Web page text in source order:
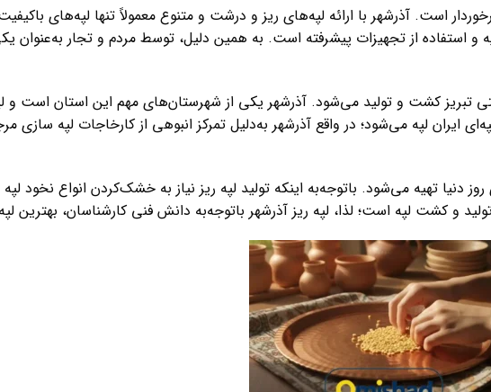
است. آذرشهر با ارائه لپه‌های ریز و درشت و متنوع معمولاً تنها لپه‌های
از تجهیزات پیشرفته است. به همین دلیل، توسط مردم و تجار به‌عنوان یکی
تبریز کشت و تولید می‌شود. آذرشهر یکی از شهرستان‌های مهم این استان است و
لپه می‌شود؛ در واقع آذرشهر به‌دلیل تمرکز انبوهی از کارخاجات لپه سازی
دنیا تهیه می‌شود. باتوجه‌به اینکه تولید لپه ریز نیاز به خشک‌کردن انواع نخود
و کشت لپه است؛ لذا، لپه ریز آذرشهر باتوجه‌به دانش فنی کارشناسان، بهترین لپه